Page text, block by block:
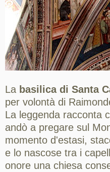
La basilica di Santa
per volontà di
La leggenda racconta
andò a pregare sul
momento d'estasi,
e lo nascose tra i
onore una chiesa